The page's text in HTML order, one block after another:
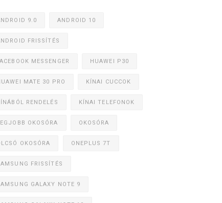
9.0 ANDROID 10
FRISSÍTÉS
MESSENGER HUAWEI P30
MATE 30 PRO KÍNAI CUCCOK
RENDELÉS KÍNAI TELEFONOK
OKOSÓRA OKOSÓRA
OKOSÓRA ONEPLUS 7T
FRISSÍTÉS
GALAXY NOTE 9